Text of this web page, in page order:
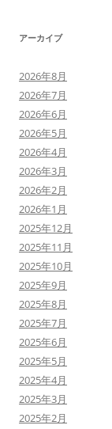
アーカイブ
2026年8月
2026年7月
2026年6月
2026年5月
2026年4月
2026年3月
2026年2月
2026年1月
2025年12月
2025年11月
2025年10月
2025年9月
2025年8月
2025年7月
2025年6月
2025年5月
2025年4月
2025年3月
2025年2月